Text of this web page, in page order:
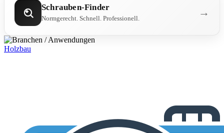
Schrauben-Finder
Normgerecht. Schnell. Professionell. →
Holzbau